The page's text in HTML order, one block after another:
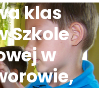
klas
Szkole
w